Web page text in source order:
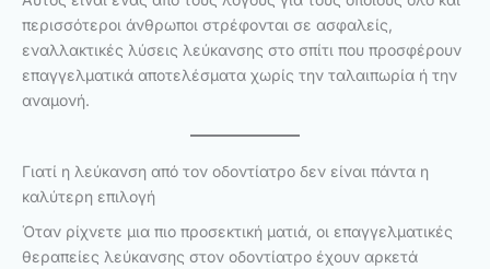
περισσότεροι άνθρωποι στρέφονται σε ασφαλείς,
εναλλακτικές λύσεις λεύκανσης στο σπίτι που προσφέρουν
επαγγελματικά αποτελέσματα χωρίς την ταλαιπωρία ή την
αναμονή.
Γιατί η λεύκανση από τον οδοντίατρο δεν είναι πάντα η
καλύτερη επιλογή
Όταν ρίχνετε μια πιο προσεκτική ματιά, οι επαγγελματικές
θεραπείες λεύκανσης στον οδοντίατρο έχουν αρκετά